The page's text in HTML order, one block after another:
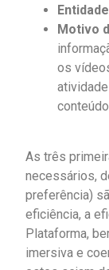
Motivo
os
As três
necessários,
preferência)
eficiência, a
Plataforma,
imersiva e